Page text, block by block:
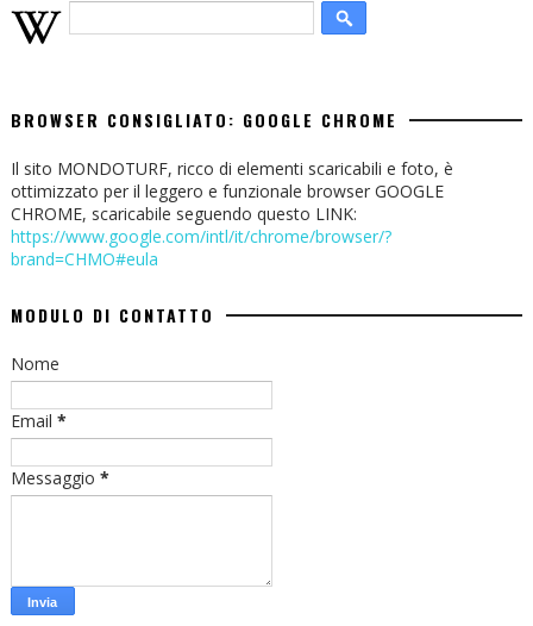
BROWSER CONSIGLIATO: GOOGLE CHROME
Il sito MONDOTURF, ricco di elementi scaricabili e foto, è
ottimizzato per il leggero e funzionale browser GOOGLE
CHROME, scaricabile seguendo questo LINK:
https://www.google.com/intl/it/chrome/browser/?
brand=CHMO#eula
MODULO DI CONTATTO
Nome
Email *
Messaggio *